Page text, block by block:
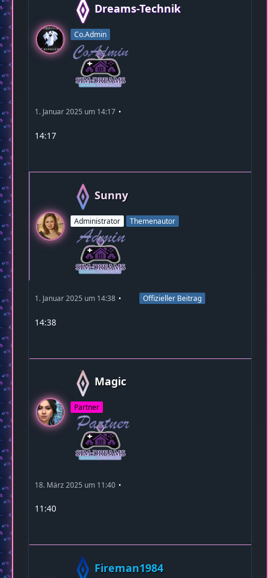
Dreams-Technik
Co.Admin
1. Januar 2025 um 14:17
14:17
Sunny
Administrator Themenautor
1. Januar 2025 um 14:38 Offizieller Beitrag
14:38
Magic
Partner
18. März 2025 um 11:40
11:40
Fireman1984